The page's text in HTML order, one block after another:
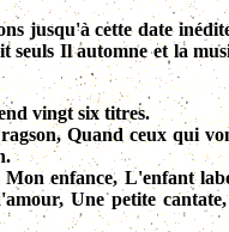
jusqu'à cette date
seuls Il automne et la
vingt six titres.
Quand ceux qui
Mon enfance, L'enfant
Une petite